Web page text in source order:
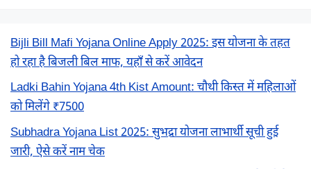
Bijli Bill Mafi Yojana Online Apply 2025: इस योजना के तहत
हो रहा है बिजली बिल माफ, यहाँ से करें आवेदन
Ladki Bahin Yojana 4th Kist Amount: चौथी किस्त में महिलाओं
को मिलेंगे ₹7500
Subhadra Yojana List 2025: सुभद्रा योजना लाभार्थी सूची हुई
जारी, ऐसे करें नाम चेक